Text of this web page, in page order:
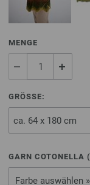
MENGE
GRÖSSE:
GARN COTONELLA (
Farbe auswählen »